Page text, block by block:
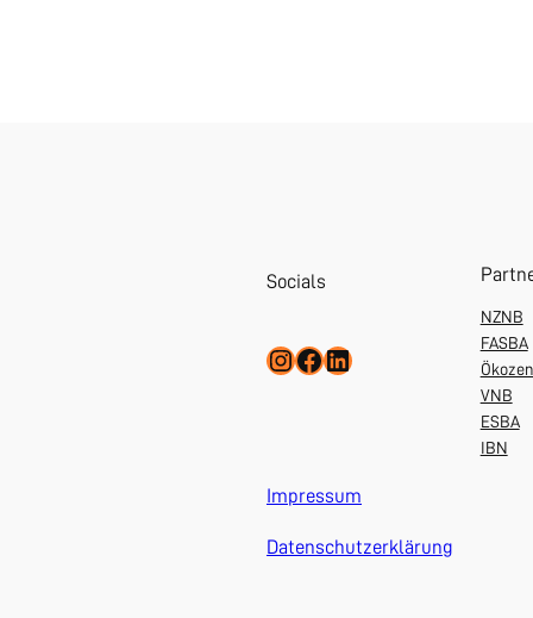
Socials
InstagramFacebook LinkedIn
NZNB
FASBA
VNB
ESBA
IBN
Impressum
Datenschutzerklärung